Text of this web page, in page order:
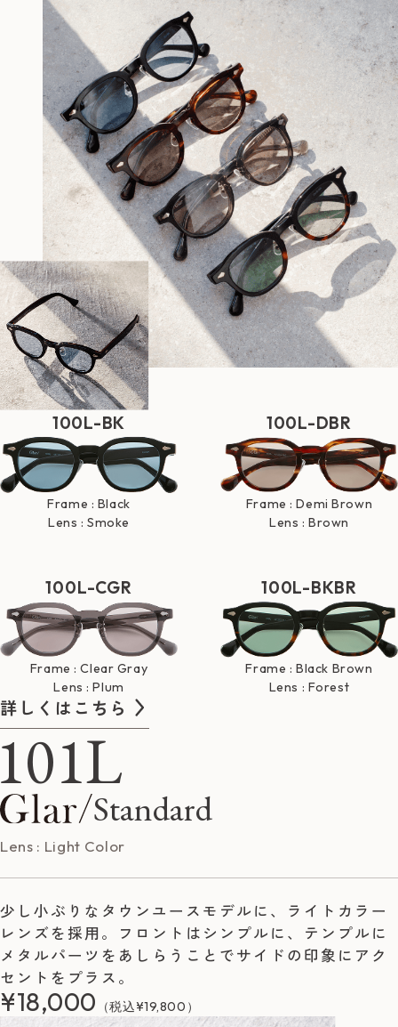
100L-BK
Frame : Black
Lens : Smoke
100L-DBR
Frame : Demi Brown
Lens : Brown
100L-CGR
Frame : Clear Gray
Lens : Plum
100L-BKBR
Frame : Black Brown
Lens : Forest
詳しくはこちら
Standard
Lens : Light Color
少し小ぶりなタウンユースモデルに、ライトカラー
レンズを採用。フロントはシンプルに、テンプルに
メタルパーツをあしらうことでサイドの印象にアク
セントをプラス。
¥18,000 （税込¥19,800）